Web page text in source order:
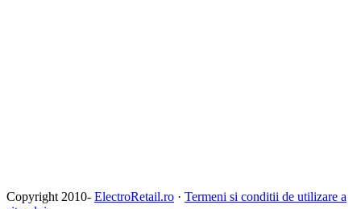
Copyright 2010- ElectroRetail.ro · Termeni si conditii de utilizare a